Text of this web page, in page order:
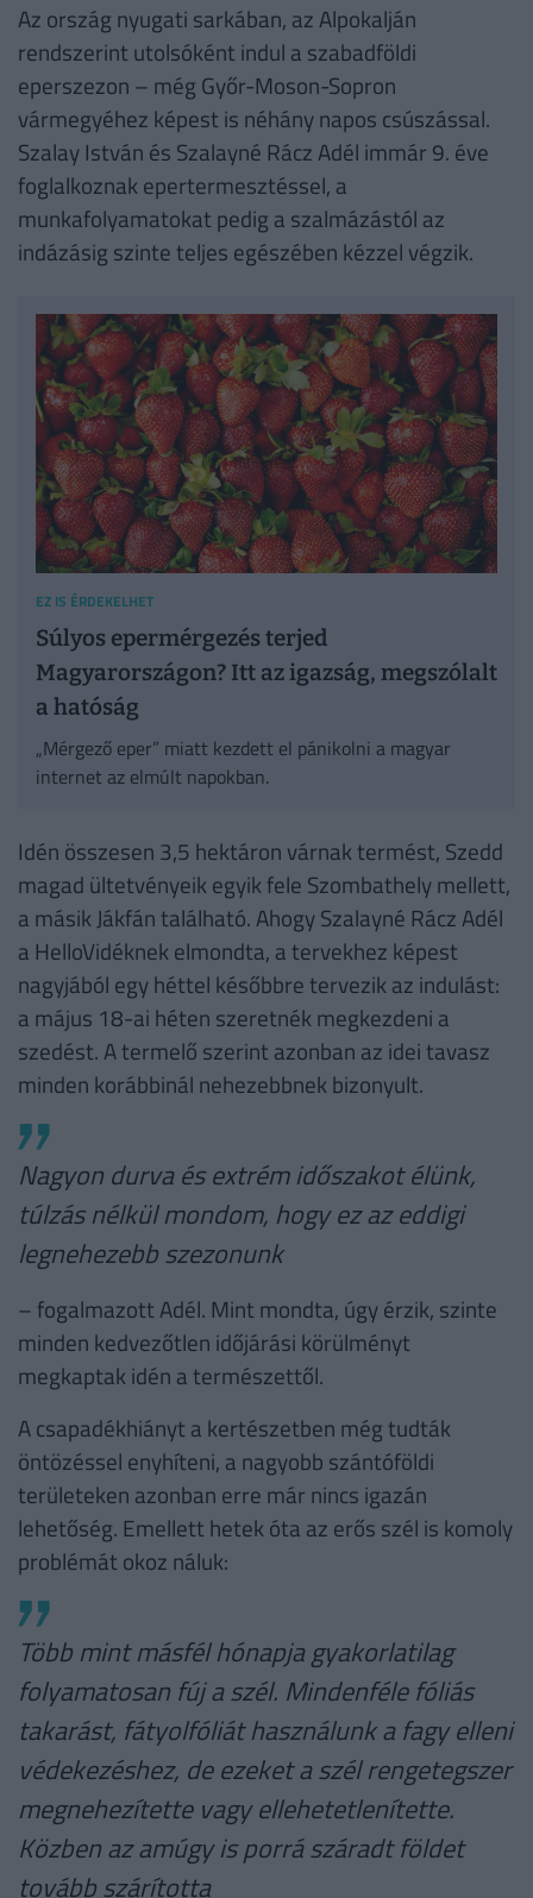
Az ország nyugati sarkában, az Alpokalján
rendszerint utolsóként indul a szabadföldi
eperszezon – még Győr-Moson-Sopron
vármegyéhez képest is néhány napos csúszással.
Szalay István és Szalayné Rácz Adél immár 9. éve
foglalkoznak epertermesztéssel, a
munkafolyamatokat pedig a szalmázástól az
indázásig szinte teljes egészében kézzel végzik.
EZ IS ÉRDEKELHET
Súlyos epermérgezés terjed
Magyarországon? Itt az igazság, megszólalt
a hatóság
„Mérgező eper” miatt kezdett el pánikolni a magyar
internet az elmúlt napokban.
Idén összesen 3,5 hektáron várnak termést, Szedd
magad ültetvényeik egyik fele Szombathely mellett,
a másik Jákfán található. Ahogy Szalayné Rácz Adél
a HelloVidéknek elmondta, a tervekhez képest
nagyjából egy héttel későbbre tervezik az indulást:
a május 18-ai héten szeretnék megkezdeni a
szedést. A termelő szerint azonban az idei tavasz
minden korábbinál nehezebbnek bizonyult.
Nagyon durva és extrém időszakot élünk,
túlzás nélkül mondom, hogy ez az eddigi
legnehezebb szezonunk
– fogalmazott Adél. Mint mondta, úgy érzik, szinte
minden kedvezőtlen időjárási körülményt
megkaptak idén a természettől.
A csapadékhiányt a kertészetben még tudták
öntözéssel enyhíteni, a nagyobb szántóföldi
területeken azonban erre már nincs igazán
lehetőség. Emellett hetek óta az erős szél is komoly
problémát okoz náluk:
Több mint másfél hónapja gyakorlatilag
folyamatosan fúj a szél. Mindenféle fóliás
takarást, fátyolfóliát használunk a fagy elleni
védekezéshez, de ezeket a szél rengetegszer
megnehezítette vagy ellehetetlenítette.
Közben az amúgy is porrá száradt földet
tovább szárította